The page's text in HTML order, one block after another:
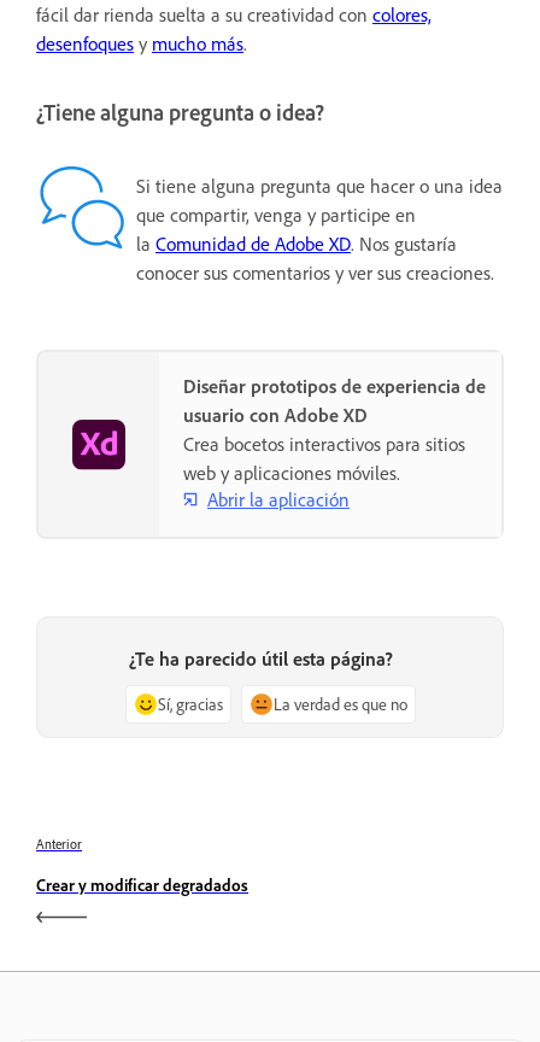
fácil dar rienda suelta a su creatividad con colores,
desenfoques y mucho más.
¿Tiene alguna pregunta o idea?
Si tiene alguna pregunta que hacer o una idea
que compartir, venga y participe en
la Comunidad de Adobe XD. Nos gustaría
conocer sus comentarios y ver sus creaciones.
Diseñar prototipos de experiencia de
usuario con Adobe XD
Crea bocetos interactivos para sitios
web y aplicaciones móviles.
Abrir la aplicación
¿Te ha parecido útil esta página?
Sí, gracias La verdad es que no
Anterior
Crear y modificar degradados